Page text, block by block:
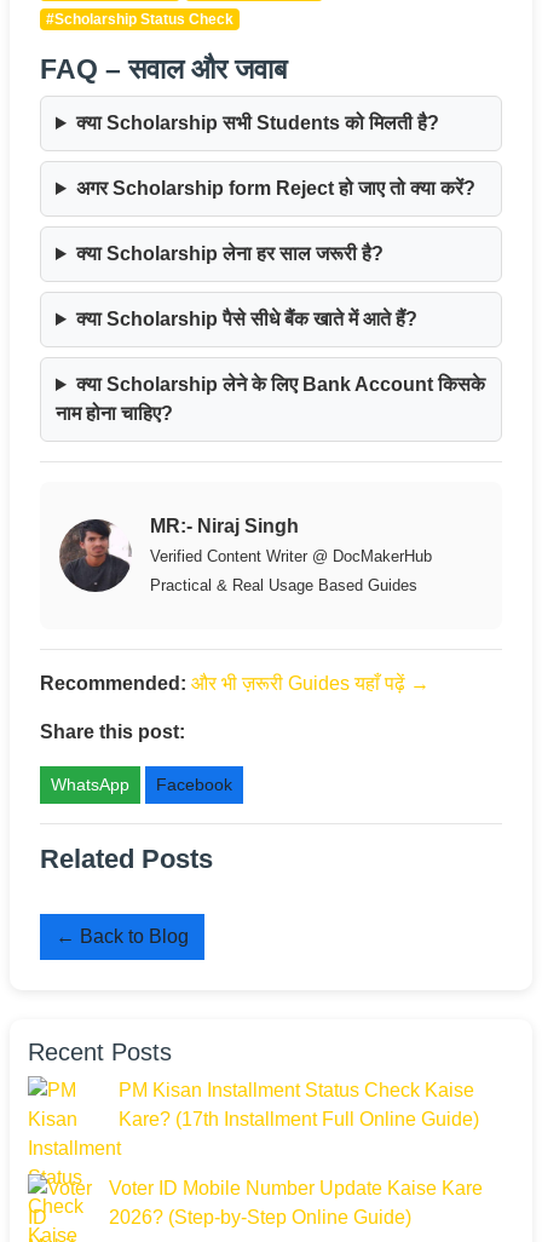
#Scholarship Status Check
FAQ – सवाल और जवाब
क्या Scholarship सभी Students को मिलती है?
अगर Scholarship form Reject हो जाए तो क्या करें?
क्या Scholarship लेना हर साल जरूरी है?
क्या Scholarship पैसे सीधे बैंक खाते में आते हैं?
क्या Scholarship लेने के लिए Bank Account किसके
नाम होना चाहिए?
MR:- Niraj Singh
Verified Content Writer @ DocMakerHub
Practical & Real Usage Based Guides
Recommended: और भी ज़रूरी Guides यहाँ पढ़ें →
Share this post:
WhatsApp Facebook
Related Posts
← Back to Blog
Recent Posts
PM Kisan Installment Status Check Kaise
Kare? (17th Installment Full Online Guide)
Voter ID Mobile Number Update Kaise Kare
2026? (Step-by-Step Online Guide)